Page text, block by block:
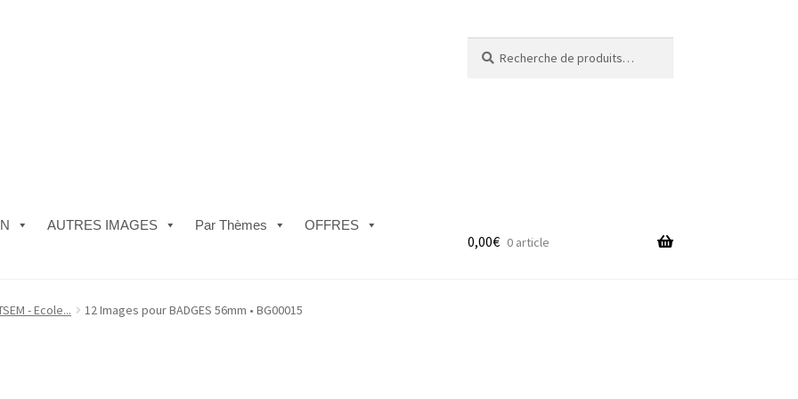
pour :
AUTRES IMAGES Par Thèmes OFFRES
#5610 (pas de titre)
0,00€ 0 article
- Ecole... 12 Images pour BADGES 56mm • BG00015